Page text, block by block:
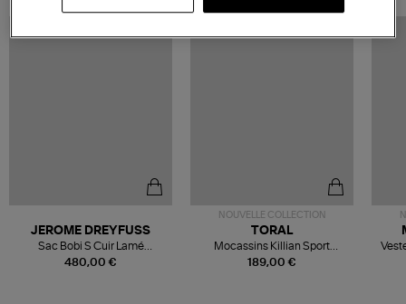
480,00 €
JEROME DREYFUSS
Sac Bobi S Cuir Lamé
Champagne
NOUVELLE COLLECTION
189,00 €
TORAL
Mocassins Killian Sport
Mousse